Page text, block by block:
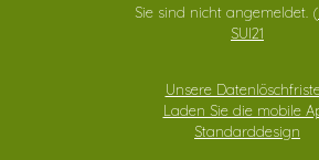
Sie sind nicht angemeldet. (
SUI21
Unsere
Laden Sie die mobile
Standarddesign